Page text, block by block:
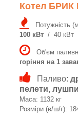
Котел БРИК
Потужність
100 кВт / 40 кВт
Об'єм
горіння на 1
Паливо:
пелети,
Маса: 1132 кг
Розміри (в/ш/г):